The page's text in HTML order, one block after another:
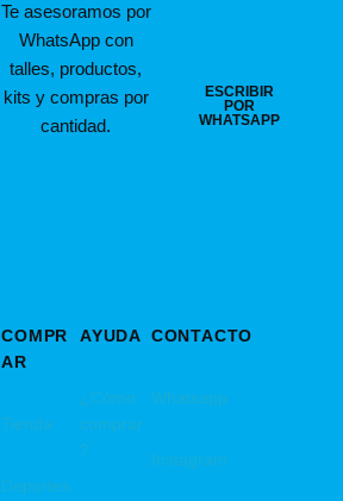
Te asesoramos por
WhatsApp con
talles, productos,
kits y compras por
cantidad.
ESCRIBIR
POR
WHATSAPP
COMPR
AR
Tienda
Deportes
AYUDA
¿Cómo
comprar
?
CONTACTO
Whatsapp
Instagram